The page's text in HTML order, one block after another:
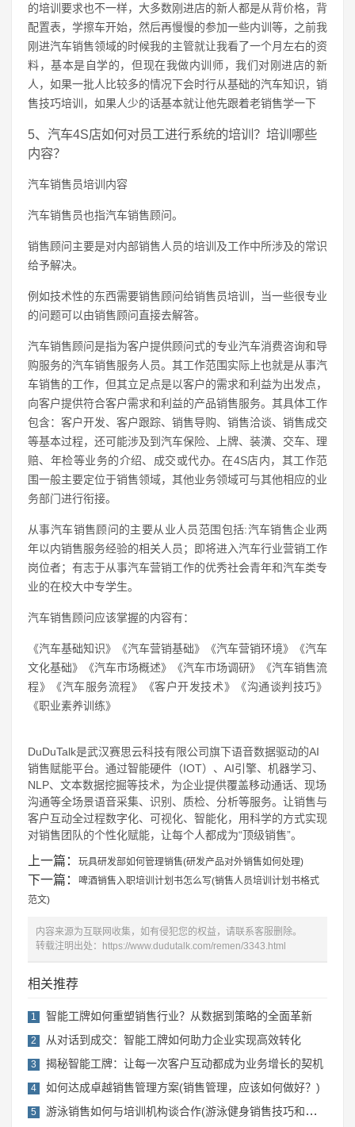
的培训要求也不一样，大多数刚进店的新人都是从背价格，背
配置表，学擦车开始，然后再慢慢的参加一些内训等，之前我
刚进汽车销售领域的时候我的主管就让我看了一个月左右的资
料，基本是自学的，但现在我做内训师，我们对刚进店的新
人，如果一批人比较多的情况下会时行从基础的汽车知识，销
售技巧培训，如果人少的话基本就让他先跟着老销售学一下
5、汽车4S店如何对员工进行系统的培训？培训哪些
内容？
汽车销售员培训内容
汽车销售员也指汽车销售顾问。
销售顾问主要是对内部销售人员的培训及工作中所涉及的常识
给予解决。
例如技术性的东西需要销售顾问给销售员培训，当一些很专业
的问题可以由销售顾问直接去解答。
汽车销售顾问是指为客户提供顾问式的专业汽车消费咨询和导
购服务的汽车销售服务人员。其工作范围实际上也就是从事汽
车销售的工作，但其立足点是以客户的需求和利益为出发点，
向客户提供符合客户需求和利益的产品销售服务。其具体工作
包含：客户开发、客户跟踪、销售导购、销售洽谈、销售成交
等基本过程，还可能涉及到汽车保险、上牌、装潢、交车、理
赔、年检等业务的介绍、成交或代办。在4S店内，其工作范
围一般主要定位于销售领域，其他业务领域可与其他相应的业
务部门进行衔接。
从事汽车销售顾问的主要从业人员范围包括:汽车销售企业两
年以内销售服务经验的相关人员；即将进入汽车行业营销工作
岗位者；有志于从事汽车营销工作的优秀社会青年和汽车类专
业的在校大中专学生。
汽车销售顾问应该掌握的内容有：
《汽车基础知识》《汽车营销基础》《汽车营销环境》《汽车
文化基础》《汽车市场概述》《汽车市场调研》《汽车销售流
程》《汽车服务流程》《客户开发技术》《沟通谈判技巧》
《职业素养训练》
DuDuTalk是武汉赛思云科技有限公司旗下语音数据驱动的AI
销售赋能平台。通过智能硬件（IOT）、AI引擎、机器学习、
NLP、文本数据挖掘等技术，为企业提供覆盖移动通话、现场
沟通等全场景语音采集、识别、质检、分析等服务。让销售与
客户互动全过程数字化、可视化、智能化，用科学的方式实现
对销售团队的个性化赋能，让每个人都成为“顶级销售”。
上一篇： 玩具研发部如何管理销售(研发产品对外销售如何处理)
下一篇：
啤酒销售入职培训计划书怎么写(销售人员培训计划书格式
范文)
内容来源为互联网收集，如有侵犯您的权益，请联系客服删除。
转载注明出处： https://www.dudutalk.com/remen/3343.html
相关推荐
1 智能工牌如何重塑销售行业？从数据到策略的全面革新
2 从对话到成交：智能工牌如何助力企业实现高效转化
3 揭秘智能工牌：让每一次客户互动都成为业务增长的契机
4 如何达成卓越销售管理方案(销售管理，应该如何做好？)
5 游泳销售如何与培训机构谈合作(游泳健身销售技巧和话术)